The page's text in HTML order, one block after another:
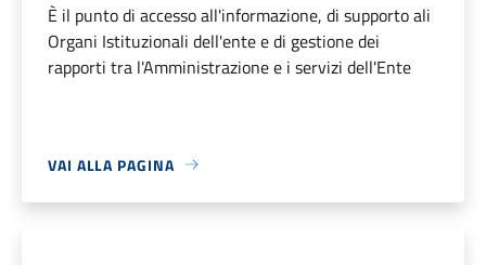
È il punto di accesso all'informazione, di supporto ali
Organi Istituzionali dell'ente e di gestione dei
rapporti tra l'Amministrazione e i servizi dell'Ente
VAI ALLA PAGINA